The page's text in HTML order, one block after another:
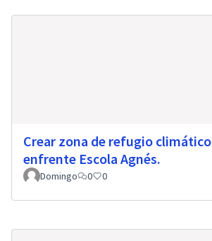
Crear zona de refugio climático
enfrente Escola Agnés.
Domingo
0 0